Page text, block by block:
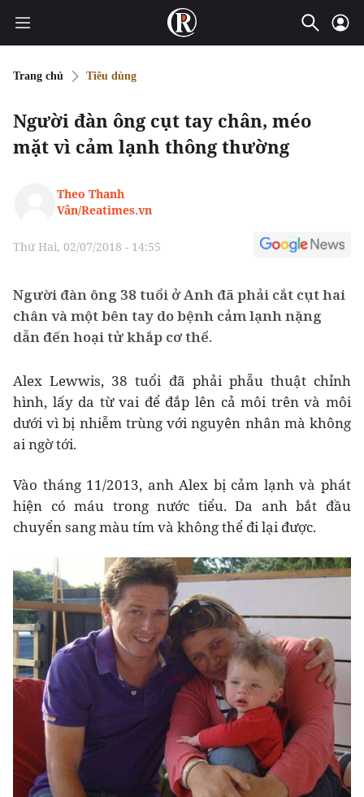
Trang chủ Tiêu dùng
Người đàn ông cụt tay chân, méo
mặt vì cảm lạnh thông thường
Theo Thanh
Vân/Reatimes.vn
Thứ Hai, 02/07/2018 - 14:55
Người đàn ông 38 tuổi ở Anh đã phải cắt cụt hai
chân và một bên tay do bệnh cảm lạnh nặng
dẫn đến hoại tử khắp cơ thể.
Alex Lewwis, 38 tuổi đã phải phẫu thuật chỉnh
hình, lấy da từ vai để đắp lên cả môi trên và môi
dưới vì bị nhiễm trùng với nguyên nhân mà không
ai ngờ tới.
Vào tháng 11/2013, anh Alex bị cảm lạnh và phát
hiện có máu trong nước tiểu. Da anh bắt đầu
chuyển sang màu tím và không thể đi lại được.